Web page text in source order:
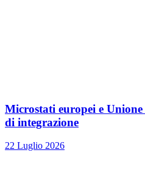
Microstati europei e
di integrazione
22 Luglio 2026